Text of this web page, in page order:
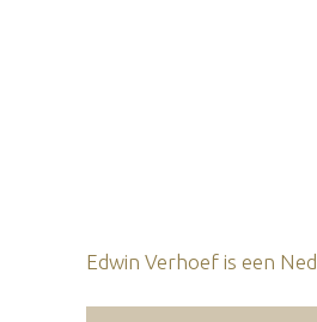
Edwin Verhoef is een